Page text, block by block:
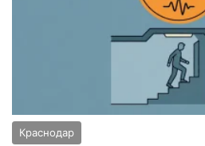
Краснодар